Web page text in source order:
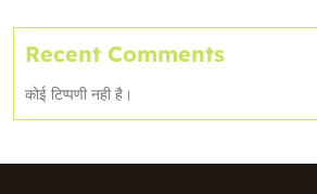
Recent Comments
कोई टिप्पणी नही है।